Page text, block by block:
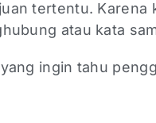
tertentu. Karena
atau kata
ingin tahu